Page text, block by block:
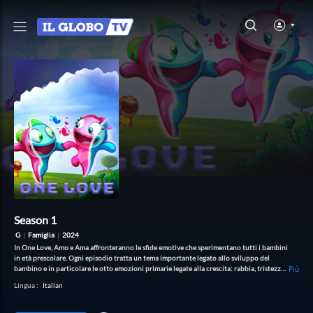
Season 1
G | Famiglia | 2024
In One Love, Amo e Ama affronteranno le sfide emotive che sperimentano tutti i bambini
in età prescolare. Ogni episodio tratta un tema importante legato allo sviluppo del
bambino e in particolare le otto emozioni primarie legate alla crescita: rabbia, tristezza,
argomenti trattati sono la gestione della rabbia e della gioia, la paura di crescere, il
Più
Lingua: Italian